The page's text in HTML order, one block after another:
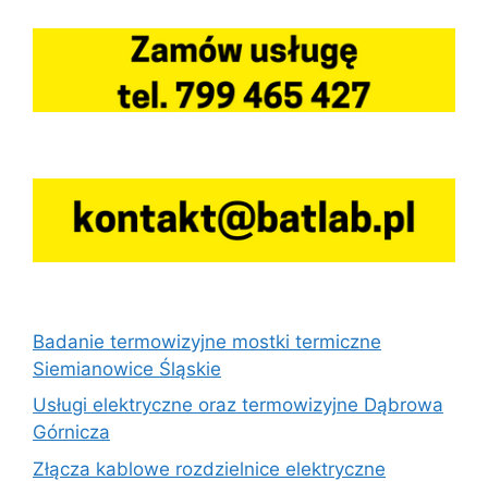
Badanie termowizyjne mostki termiczne
Siemianowice Śląskie
Usługi elektryczne oraz termowizyjne Dąbrowa
Górnicza
Złącza kablowe rozdzielnice elektryczne